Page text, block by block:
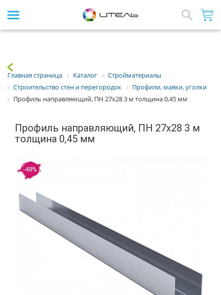
Array
Главная страница Каталог
Стройматериалы
Строительство стен и перегородок
Профили, маяки, уголки
Профиль направляющий, ПН 27х28 3 м толщина 0,45 мм
Профиль направляющий, ПН 27х28 3 м
толщина 0,45 мм
-48%